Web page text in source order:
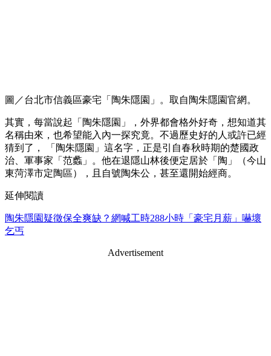
圖／台北市信義區豪宅「陶朱隱園」。取自陶朱隱園官網。
其實，每當說起「陶朱隱園」，外界都會格外好奇，想知道其
名稱由來，也希望能入內一探究竟。不過歷史好的人或許已經
猜到了， 「陶朱隱園」這名字，正是引自春秋時期的楚國政
治、軍事家「范蠡」。他在退隱山林後便定居於「陶」（今山
東菏澤市定陶區），且自號陶朱公，甚至還開始經商。
延伸閱讀
陶朱隱園疑徵保全爽缺？網喊工時288小時「豪宅月薪」嚇壞
乞丐
Advertisement